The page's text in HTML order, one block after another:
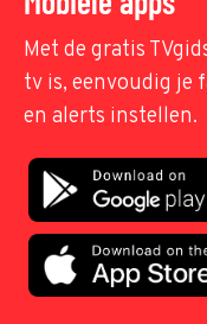
Met de gratis
tv is, eenvoudig je
en alerts instellen.